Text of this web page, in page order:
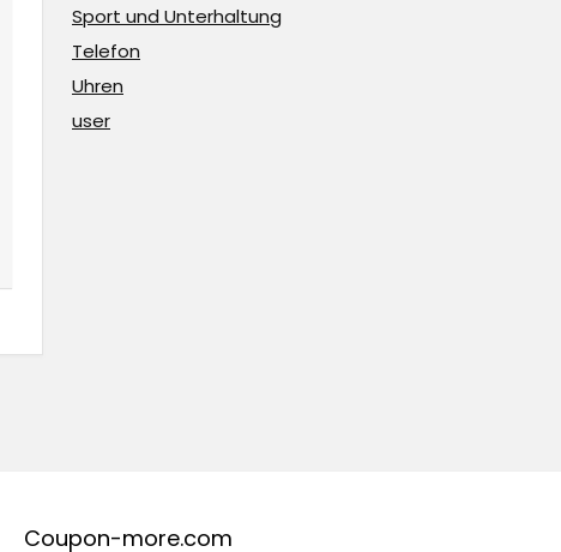
Sport und Unterhaltung
Telefon
Uhren
user
Coupon-more.com